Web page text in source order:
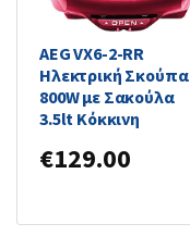
AEG VX6-2-RR
Ηλεκτρική Σκούπα
800W με Σακούλα
3.5lt Κόκκινη
€129.00